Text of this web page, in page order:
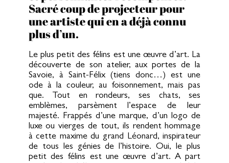
Sacré coup de projecteur pour
une artiste qui en a déjà connu
plus d’un.
Le plus petit des félins est une œuvre d’art. La
découverte de son atelier, aux portes de la
Savoie, à Saint-Félix (tiens donc…) est une
ode à la couleur, au foisonnement, mais pas
que. Tout en rondeurs, ses chats, ses
emblèmes, parsèment l’espace de leur
majesté. Frappés d’une marque, d’un logo de
luxe ou vierges de tout, ils rendent hommage
à cette maxime du grand Léonard, inspirateur
de tous les génies de l’histoire. Oui, le plus
petit des félins est une œuvre d’art. A part